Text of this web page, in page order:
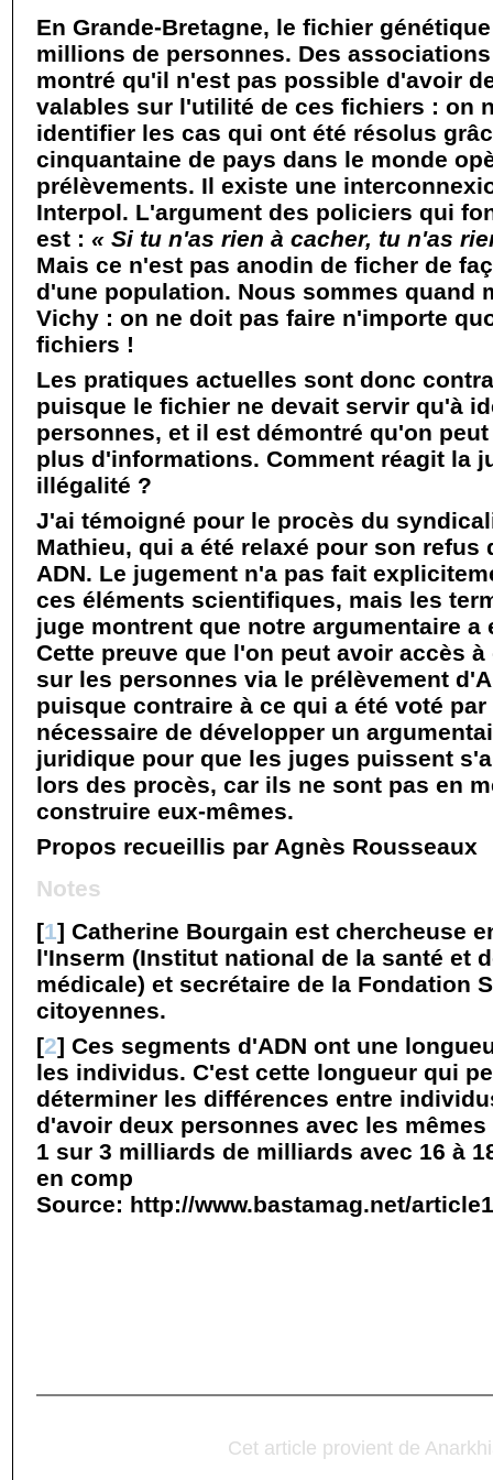
En Grande-Bretagne, le fichier
millions de personnes. Des
montré qu'il n'est pas possible d'avoir
valables sur l'utilité de ces fichiers : on
identifier les cas qui ont été résolus
cinquantaine de pays dans le monde
prélèvements. Il existe une
Interpol. L'argument des policiers qui
est : « Si tu n'as rien à cacher, tu n'as
Mais ce n'est pas anodin de ficher de
d'une population. Nous sommes quand
Vichy : on ne doit pas faire n'importe
fichiers !
Les pratiques actuelles sont donc
puisque le fichier ne devait servir qu'à
personnes, et il est démontré qu'on
plus d'informations. Comment réagit la
illégalité ?
J'ai témoigné pour le procès du
Mathieu, qui a été relaxé pour son refus
ADN. Le jugement n'a pas fait
ces éléments scientifiques, mais les
juge montrent que notre argumentaire a
Cette preuve que l'on peut avoir accès
sur les personnes via le prélèvement
puisque contraire à ce qui a été voté
nécessaire de développer un
juridique pour que les juges puissent
lors des procès, car ils ne sont pas en
construire eux-mêmes.
Propos recueillis par Agnès Rousseaux
Notes
[1] Catherine Bourgain est chercheuse
l'Inserm (Institut national de la santé et
médicale) et secrétaire de la Fondation
citoyennes.
[2] Ces segments d'ADN ont une
les individus. C'est cette longueur qui
déterminer les différences entre
d'avoir deux personnes avec les
1 sur 3 milliards de milliards avec 16 à
en comp
Source: http://www.bastamag.net/
Cet article provient de